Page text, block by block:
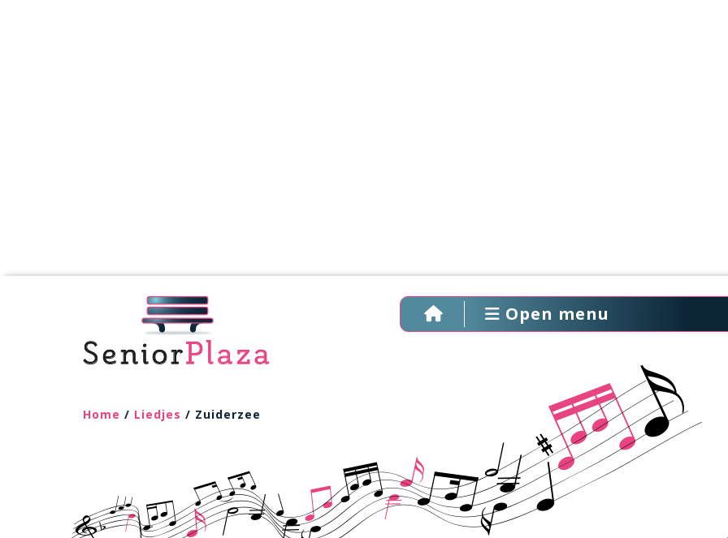
Open menu
Home / Liedjes / Zuiderzee